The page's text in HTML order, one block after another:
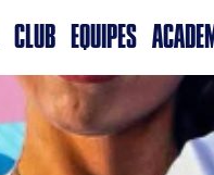
CLUB EQUIPES